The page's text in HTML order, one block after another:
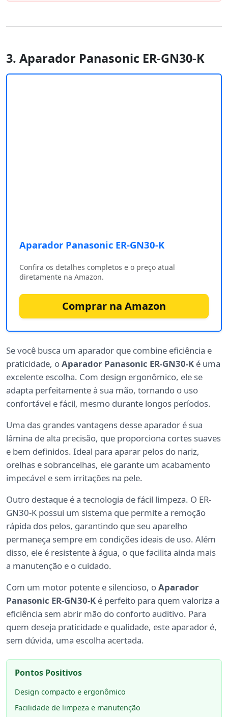
3. Aparador Panasonic ER-GN30-K ‎
Aparador Panasonic ER-GN30-K ‎
Confira os detalhes completos e o preço atual
diretamente na Amazon.
Comprar na Amazon
Se você busca um aparador que combine eficiência e
praticidade, oAparador Panasonic ER-GN30-K é uma
excelente escolha. Com design ergonômico, ele se
adapta perfeitamente à sua mão, tornando o uso
confortável e fácil, mesmo durante longos períodos.
Uma das grandes vantagens desse aparador é sua
lâmina de alta precisão, que proporciona cortes suaves
e bem definidos. Ideal para aparar pelos do nariz,
orelhas e sobrancelhas, ele garante um acabamento
impecável e sem irritações na pele.
Outro destaque é a tecnologia de fácil limpeza. O ER-
GN30-K possui um sistema que permite a remoção
rápida dos pelos, garantindo que seu aparelho
permaneça sempre em condições ideais de uso. Além
disso, ele é resistente à água, o que facilita ainda mais
a manutenção e o cuidado.
Com um motor potente e silencioso, oAparador
Panasonic ER-GN30-K é perfeito para quem valoriza a
eficiência sem abrir mão do conforto auditivo. Para
quem deseja praticidade e qualidade, este aparador é,
sem dúvida, uma escolha acertada.
Pontos Positivos
Design compacto e ergonômico
Facilidade de limpeza e manutenção